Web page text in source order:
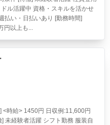
ル活躍中 資格・スキルを活かせ
払い・日払いあり [勤務時間]
円以上も...
<時給> 1450円 日収例:11,600円
未経験者活躍 シフト勤務 服装自